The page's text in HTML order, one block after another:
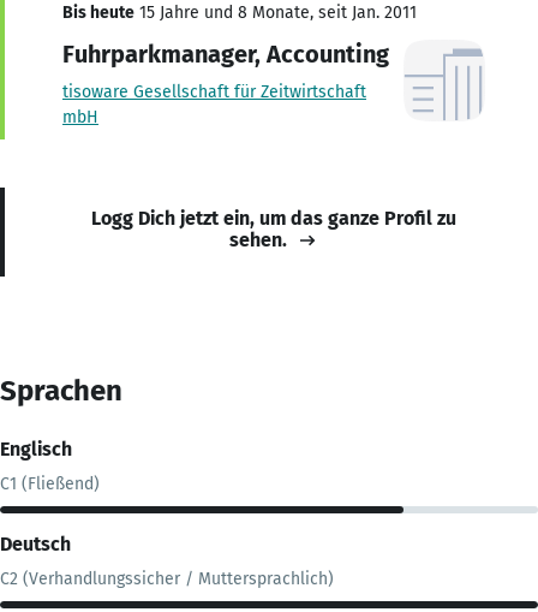
Bis heute 15 Jahre und 8 Monate, seit Jan. 2011
Fuhrparkmanager, Accounting
tisoware Gesellschaft für Zeitwirtschaft
mbH
Logg Dich jetzt ein, um das ganze Profil zu
sehen.
Sprachen
Englisch
C1 (Fließend)
Deutsch
C2 (Verhandlungssicher / Muttersprachlich)